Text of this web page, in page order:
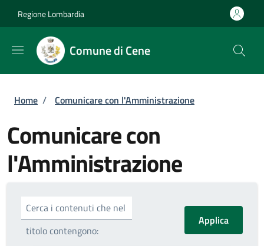
Regione Lombardia
Comune di Cene
Briciole di pane
Home / Comunicare con l'Amministrazione
Comunicare con
l'Amministrazione
Cerca i contenuti che nel
titolo contengono: